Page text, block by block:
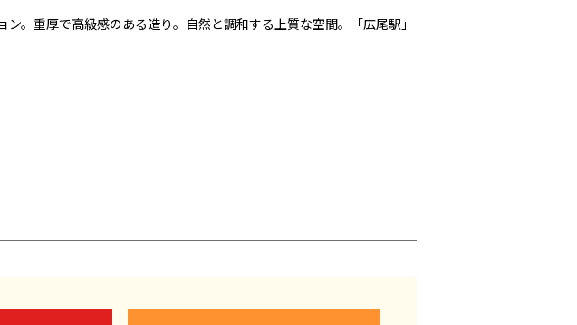
。重厚で高級感のある造り。自然と調和する上質な空間。「広尾駅」